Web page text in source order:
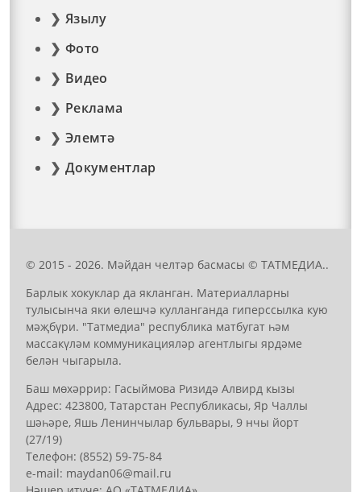
Язылу
Фото
Видео
Реклама
Элемтә
Документлар
© 2015 - 2026. Мәйдан челтәр басмасы © ТАТМЕДИА..
Барлык хокуклар да якланган. Материалларны
тулысынча яки өлешчә кулланганда гиперссылка кую
мәҗбүри. "Татмедиа" республика матбугат һәм
массакүләм коммуникацияләр агентлыгы ярдәме
белән чыгарыла.
Баш мөхәррир: Гасыймова Ризидә Алвирд кызы
Адрес: 423800, Татарстан Республикасы, Яр Чаллы
шәһәре, Яшь Ленинчылар бульвары, 9 нчы йорт
(27/19)
Телефон: (8552) 59-75-84
е-mail: mауdаn06@mail.гu